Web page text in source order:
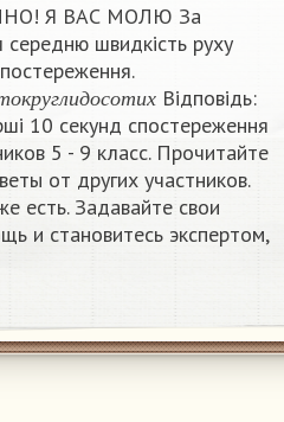
Я ВАС МОЛЮ За
середню швидкість руху
окр угл и д ос от их
татокруглид
Відповідь:
10 секунд спостереження
5 - 9 класс. Прочитайте
от других участников.
есть. Задавайте свои
и становитесь экспертом,